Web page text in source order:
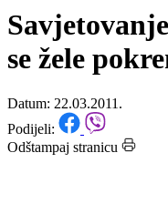
Novi projekt Službe za
Federaciji BiH
se žele
Datum: 22.03.2011.